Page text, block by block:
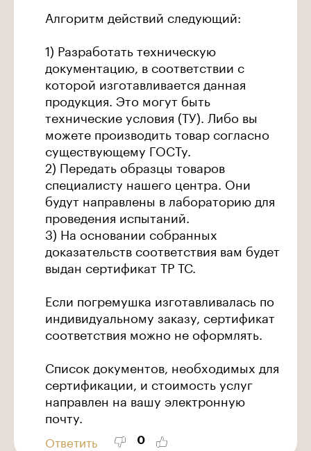
Алгоритм действий следующий:
1) Разработать техническую
документацию, в соответствии с
которой изготавливается данная
продукция. Это могут быть
технические условия (ТУ). Либо вы
можете производить товар согласно
существующему ГОСТу.
2) Передать образцы товаров
специалисту нашего центра. Они
будут направлены в лабораторию для
проведения испытаний.
3) На основании собранных
доказательств соответствия вам будет
выдан сертификат ТР ТС.
Если погремушка изготавливалась по
индивидуальному заказу, сертификат
соответствия можно не оформлять.
Список документов, необходимых для
сертификации, и стоимость услуг
направлен на вашу электронную
почту.
Ответить 0